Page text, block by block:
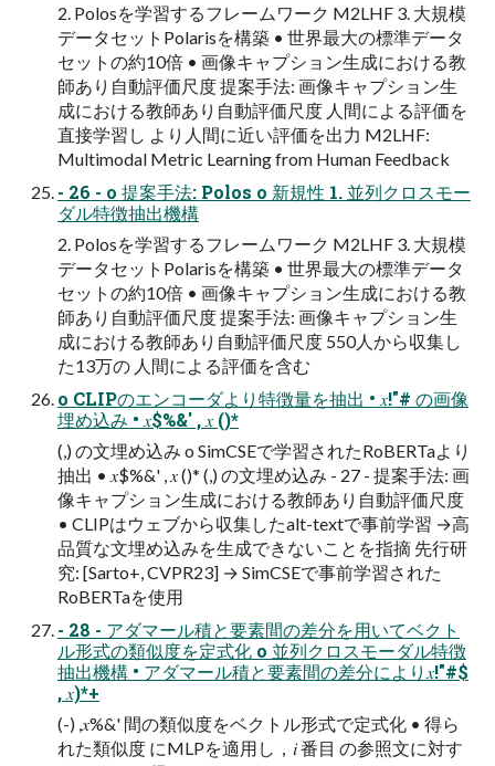
2. Polosを学習するフレームワーク M2LHF 3. ⼤規模
データセットPolarisを構築 • 世界最⼤の標準データ
セットの約10倍 • 画像キャプション⽣成における教
師あり⾃動評価尺度 提案⼿法: 画像キャプション⽣
成における教師あり⾃動評価尺度 人間による評価を
直接学習し より人間に近い評価を出力 M2LHF:
Multimodal Metric Learning from Human Feedback
- 26 - o 提案⼿法: Polos o 新規性 1. 並列クロスモー
ダル特徴抽出機構
2. Polosを学習するフレームワーク M2LHF 3. ⼤規模
データセットPolarisを構築 • 世界最⼤の標準データ
セットの約10倍 • 画像キャプション⽣成における教
師あり⾃動評価尺度 提案⼿法: 画像キャプション⽣
成における教師あり⾃動評価尺度 550⼈から収集し
た13万の ⼈間による評価を含む
o CLIPのエンコーダより特徴量を抽出 • 𝑥!"# の画像
埋め込み • 𝑥$%&' , 𝑥 ()*
(,) の⽂埋め込み o SimCSEで学習されたRoBERTaより
抽出 • 𝑥$%&' , 𝑥 ()* (,) の⽂埋め込み - 27 - 提案⼿法: 画
像キャプション⽣成における教師あり⾃動評価尺度
• CLIPはウェブから収集したalt-textで事前学習 →⾼
品質な⽂埋め込みを⽣成できないことを指摘 先⾏研
究: [Sarto+, CVPR23] → SimCSEで事前学習された
RoBERTaを使⽤
- 28 - アダマール積と要素間の差分を⽤いてベクト
ル形式の類似度を定式化 o 並列クロスモーダル特徴
抽出機構 • アダマール積と要素間の差分により𝑥!"#$
, 𝑥)*+
(-) ,𝑥%&' 間の類似度をベクトル形式で定式化 • 得ら
れた類似度 にMLPを適⽤し，𝑖 番⽬ の参照⽂に対す